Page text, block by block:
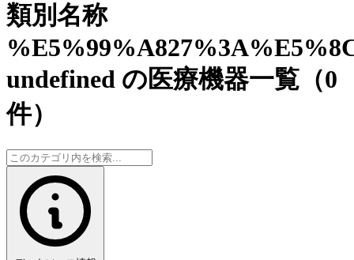
類別名称
undefined の医療機器一覧 （0
件）